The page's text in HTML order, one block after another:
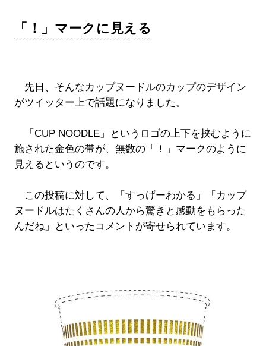
「！」マークに見える
先日、そんなカップヌードルのカップのデザイン
がツイッター上で話題になりました。
「CUP NOODLE」というロゴの上下を挟むように
施された金色の帯が、無数の「！」マークのように
見えるというのです。
この投稿に対して、「すっげーわかる」「カップ
ヌードルはたくさんの人から驚きと感動をもらった
んだね」といったコメントが寄せられています。